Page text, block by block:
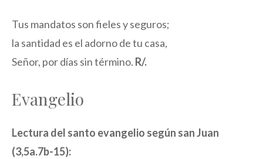
Tus mandatos son fieles y seguros;
la santidad es el adorno de tu casa,
Señor, por días sin término. R/.
Evangelio
Lectura del santo evangelio según san Juan
(3,5a.7b-15):